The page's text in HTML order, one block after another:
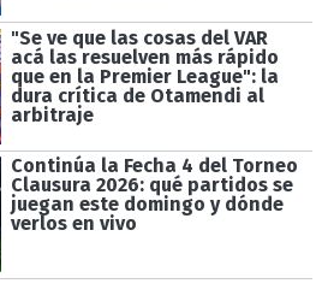
"Se ve que las cosas del VAR
acá las resuelven más rápido
que en la Premier League": la
dura crítica de Otamendi al
arbitraje
Continúa la Fecha 4 del Torneo
Clausura 2026: qué partidos se
juegan este domingo y dónde
verlos en vivo